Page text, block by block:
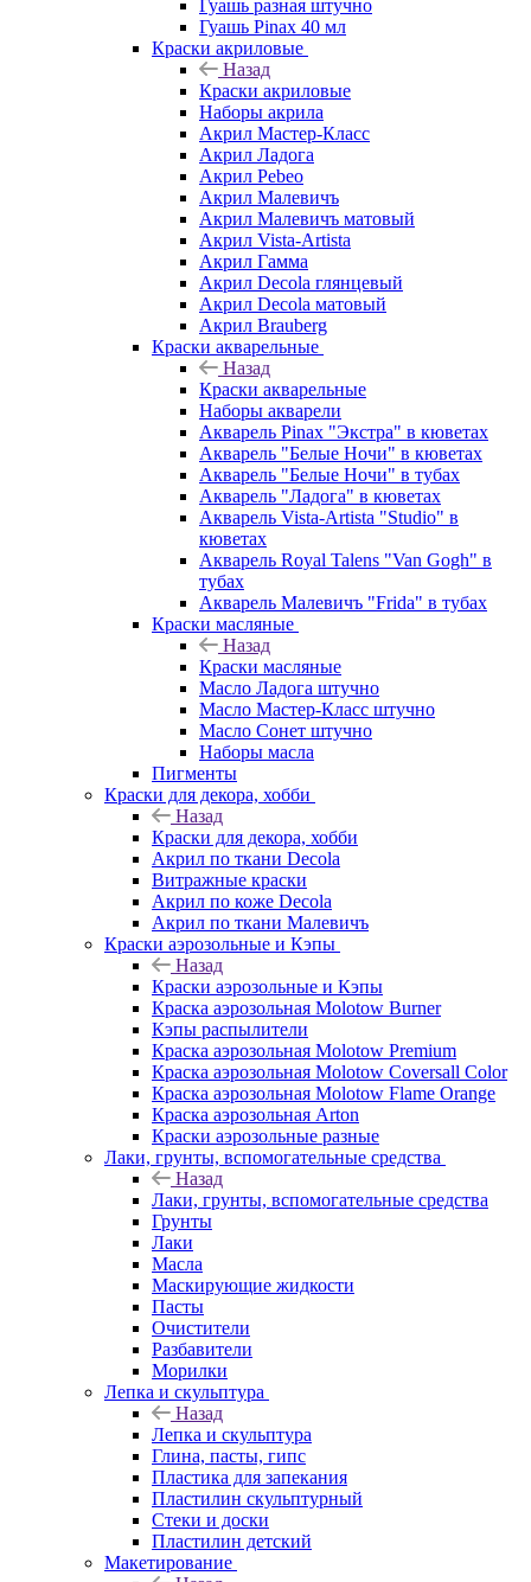
Гуашь разная штучно
Гуашь Pinax 40 мл
Краски акриловые
Назад
Краски акриловые
Наборы акрила
Акрил Мастер-Класс
Акрил Ладога
Акрил Pebeo
Акрил Малевичъ
Акрил Малевичъ матовый
Акрил Vista-Artista
Акрил Гамма
Акрил Decola глянцевый
Акрил Decola матовый
Акрил Brauberg
Краски акварельные
Назад
Краски акварельные
Наборы акварели
Акварель Pinax "Экстра" в кюветах
Акварель "Белые Ночи" в кюветах
Акварель "Белые Ночи" в тубах
Акварель "Ладога" в кюветах
Акварель Vista-Artista "Studio" в
кюветах
Акварель Royal Talens "Van Gogh" в
тубах
Акварель Малевичъ "Frida" в тубах
Краски масляные
Назад
Краски масляные
Масло Ладога штучно
Масло Мастер-Класс штучно
Масло Сонет штучно
Наборы масла
Пигменты
Краски для декора, хобби
Назад
Краски для декора, хобби
Акрил по ткани Decola
Витражные краски
Акрил по коже Decola
Акрил по ткани Малевичъ
Краски аэрозольные и Кэпы
Назад
Краски аэрозольные и Кэпы
Краска аэрозольная Molotow Burner
Кэпы распылители
Краска аэрозольная Molotow Premium
Краска аэрозольная Molotow Coversall Color
Краска аэрозольная Molotow Flame Orange
Краска аэрозольная Arton
Краски аэрозольные разные
Лаки, грунты, вспомогательные средства
Назад
Лаки, грунты, вспомогательные средства
Грунты
Лаки
Масла
Маскирующие жидкости
Пасты
Очистители
Разбавители
Морилки
Лепка и скульптура
Назад
Лепка и скульптура
Глина, пасты, гипс
Пластика для запекания
Пластилин скульптурный
Стеки и доски
Пластилин детский
Макетирование